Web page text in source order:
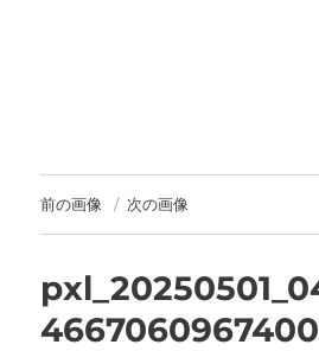
福岡｜天神/今泉/薬
30代からの大人の本
フィシャルサイト｜
早朝7時から深夜24時
100％ハナヘナ｜湯
前の画像 次の画像